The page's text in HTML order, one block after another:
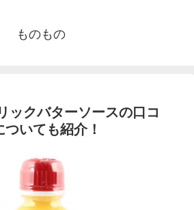
ものもの
ックバターソースの口コ
いても紹介！